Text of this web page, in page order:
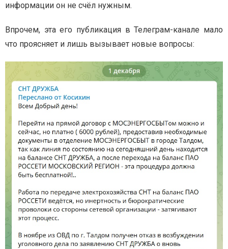
информации он не счёл нужным.
Впрочем, эта его публикация в Телеграм-канале мало
что проясняет и лишь вызывает новые вопросы: